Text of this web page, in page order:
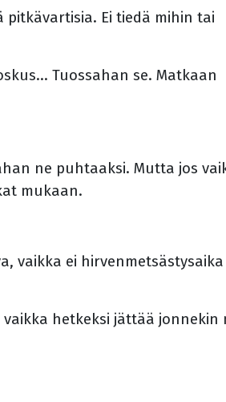
pitkävartisia. Ei tiedä mihin tai
Tuossahan se. Matkaan
ne puhtaaksi. Mutta jos
mukaan.
vaikka ei hirvenmetsästysaika
hetkeksi jättää